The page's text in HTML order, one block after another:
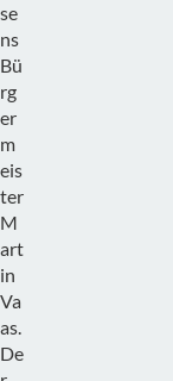
se
ns
Bü
rg
er
m
eis
ter
M
art
in
Va
as.
De